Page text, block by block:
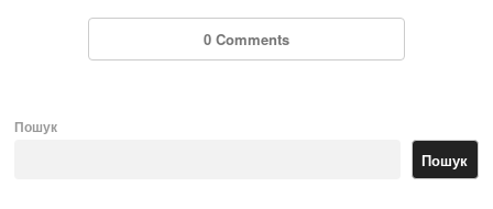
0 Comments
Пошук
Пошук